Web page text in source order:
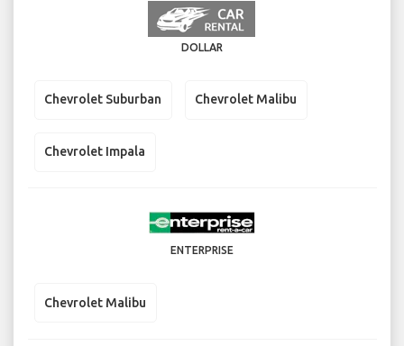
DOLLAR
Chevrolet Suburban Chevrolet Malibu
Chevrolet Impala
ENTERPRISE
Chevrolet Malibu